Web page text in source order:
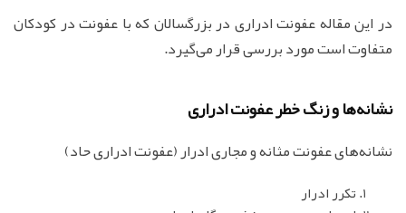
در این مقاله عفونت ادراری در بزرگسالان که با عفونت در کودکان
متفاوت است مورد بررسی قرار می‌گیرد.
نشانه‌ها و زنگ خطر عفونت ادراری
نشانه‌های عفونت مثانه و مجاری ادرار (عفونت ادراری حاد)
تکرر ادرار